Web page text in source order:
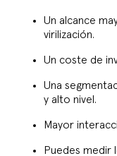
Un alcance
virilización.
Un coste de
Una
y alto nivel.
Mayor
Puedes medir